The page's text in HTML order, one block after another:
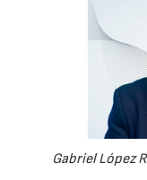
Gabriel López